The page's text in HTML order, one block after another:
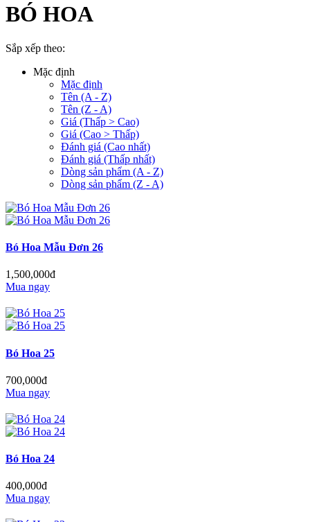
BÓ HOA
Sắp xếp theo:
Mặc định
Mặc định
Tên (A - Z)
Tên (Z - A)
Giá (Thấp > Cao)
Giá (Cao > Thấp)
Đánh giá (Cao nhất)
Đánh giá (Thấp nhất)
Dòng sản phẩm (A - Z)
Dòng sản phẩm (Z - A)
Bó Hoa Mẫu Đơn 26
1,500,000đ
Mua ngay
Bó Hoa 25
700,000đ
Mua ngay
Bó Hoa 24
400,000đ
Mua ngay